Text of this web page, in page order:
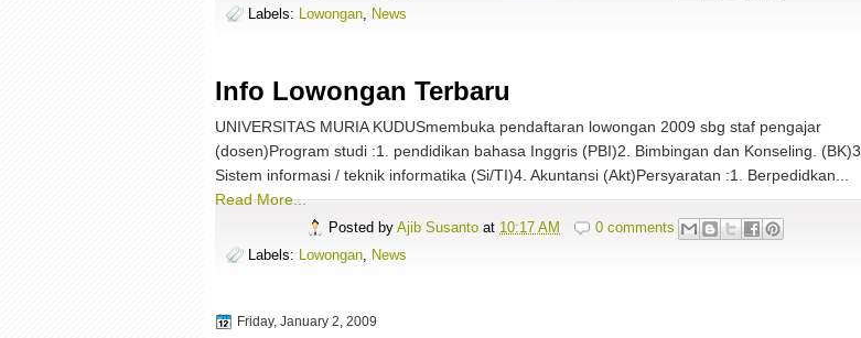
Labels: Lowongan, News
Info Lowongan Terbaru
UNIVERSITAS MURIA KUDUSmembuka pendaftaran lowongan 2009 sbg staf pengajar
(dosen)Program studi :1. pendidikan bahasa Inggris (PBI)2. Bimbingan dan Konseling. (BK)3.
Sistem informasi / teknik informatika (Si/TI)4. Akuntansi (Akt)Persyaratan :1. Berpedidkan...
Read More...
Posted by Ajib Susanto at 10:17 AM
0 comments
Labels:
Lowongan News
Friday, January 2, 2009